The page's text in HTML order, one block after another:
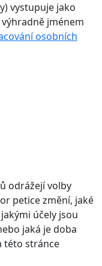
vystupuje jako
jménem
osobních
odrážejí volby
petice změní, jaké
účely jsou
jaká je doba
této stránce